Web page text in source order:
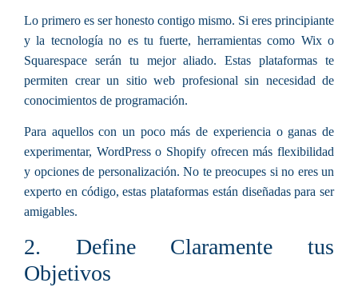
Lo primero es ser honesto contigo mismo. Si eres principiante
y la tecnología no es tu fuerte, herramientas como Wix o
Squarespace serán tu mejor aliado. Estas plataformas te
permiten crear un sitio web profesional sin necesidad de
conocimientos de programación.
Para aquellos con un poco más de experiencia o ganas de
experimentar, WordPress o Shopify ofrecen más flexibilidad
y opciones de personalización. No te preocupes si no eres un
experto en código, estas plataformas están diseñadas para ser
amigables.
2. Define Claramente tus
Objetivos